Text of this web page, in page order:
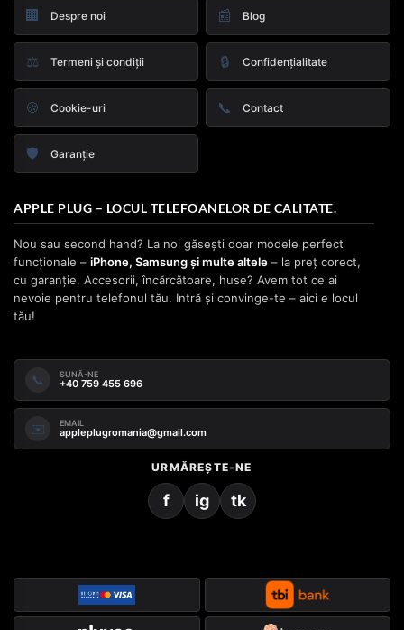
🏢 Despre noi 📰 Blog
⚖️ Termeni și condiții 🔒 Confidențialitate
🍪 Cookie-uri 📞 Contact
🛡️ Garanție
APPLE PLUG – LOCUL TELEFOANELOR DE CALITATE.
Nou sau second hand? La noi găsești doar modele perfect
funcționale – iPhone, Samsung și multe altele – la preț corect,
cu garanție. Accesorii, încărcătoare, huse? Avem tot ce ai
nevoie pentru telefonul tău. Intră și convinge-te – aici e locul
tău!
📞 SUNĂ-NE
+40 759 455 696
✉️ EMAIL
appleplugromania@gmail.com
URMĂREȘTE-NE
f ig tk